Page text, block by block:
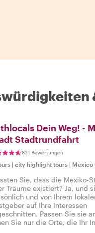
Dein Weg! -
Stadtrundfahrt
821 Bewertungen
| city highlight tours | Mexico
Sie, dass die Mexiko-
Träume existiert? Ja, und
und von Ihrem
auf Ihre Interessen
Passen Sie sie
Sie nur die Orte, die Ihr